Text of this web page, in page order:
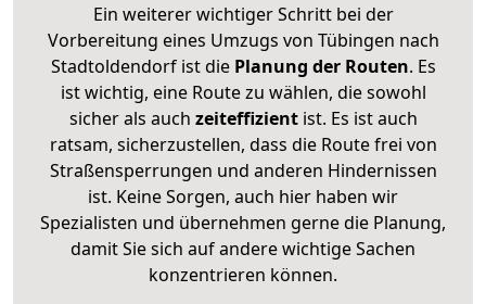
Ein weiterer wichtiger Schritt bei der
Vorbereitung eines Umzugs von Tübingen nach
Stadtoldendorf ist diePlanung der Routen. Es
ist wichtig, eine Route zu wählen, die sowohl
sicher als auch zeiteffizientist. Es ist auch
ratsam, sicherzustellen, dass die Route frei von
Straßensperrungen und anderen Hindernissen
ist. Keine Sorgen, auch hier haben wir
Spezialisten und übernehmen gerne die Planung,
damit Sie sich auf andere wichtige Sachen
konzentrieren können.